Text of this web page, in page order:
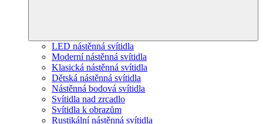
LED nástěnná svítidla
Moderní nástěnná svítidla
Klasická nástěnná svítidla
Dětská nástěnná svítidla
Nástěnná bodová svítidla
Svítidla nad zrcadlo
Svítidla k obrazům
Rustikální nástěnná svítidla